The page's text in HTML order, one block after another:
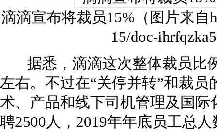
滴滴宣布将裁员15%（图片来自
15/doc-
据悉，滴滴这次整体裁员比
左右。不过在“关停并转”和裁
术、产品和线下司机管理及国
聘2500人，2019年年底员工总